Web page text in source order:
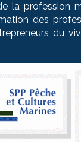
la profession
des
du